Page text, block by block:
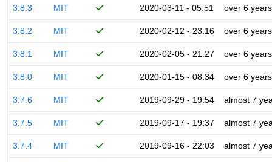
3.8.3 MIT 2020-03-11 - 05:51 over 6 years
3.8.2 MIT 2020-02-12 - 23:16 over 6 years
3.8.1 MIT 2020-02-05 - 21:27 over 6 years
3.8.0 MIT 2020-01-15 - 08:34 over 6 years
3.7.6 MIT 2019-09-29 - 19:54 almost 7
3.7.5 MIT 2019-09-17 - 19:37 almost 7
3.7.4 MIT 2019-09-16 - 22:03 almost 7